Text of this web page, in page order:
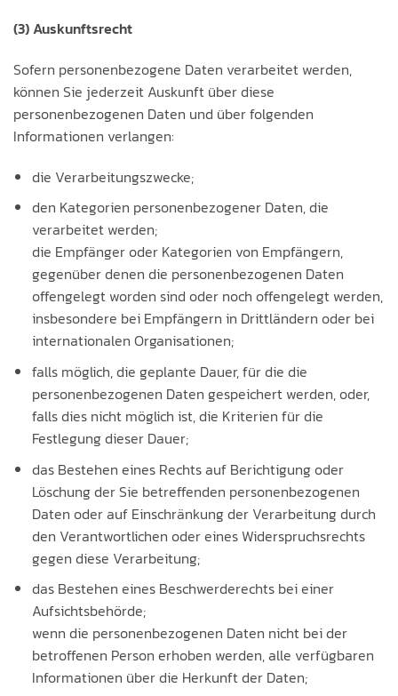
(3) Auskunftsrecht
Sofern personenbezogene Daten verarbeitet werden,
können Sie jederzeit Auskunft über diese
personenbezogenen Daten und über folgenden
Informationen verlangen:
die Verarbeitungszwecke;
den Kategorien personenbezogener Daten, die
verarbeitet werden;
die Empfänger oder Kategorien von Empfängern,
gegenüber denen die personenbezogenen Daten
offengelegt worden sind oder noch offengelegt werden,
insbesondere bei Empfängern in Drittländern oder bei
internationalen Organisationen;
falls möglich, die geplante Dauer, für die die
personenbezogenen Daten gespeichert werden, oder,
falls dies nicht möglich ist, die Kriterien für die
Festlegung dieser Dauer;
das Bestehen eines Rechts auf Berichtigung oder
Löschung der Sie betreffenden personenbezogenen
Daten oder auf Einschränkung der Verarbeitung durch
den Verantwortlichen oder eines Widerspruchsrechts
gegen diese Verarbeitung;
das Bestehen eines Beschwerderechts bei einer
Aufsichtsbehörde;
wenn die personenbezogenen Daten nicht bei der
betroffenen Person erhoben werden, alle verfügbaren
Informationen über die Herkunft der Daten;